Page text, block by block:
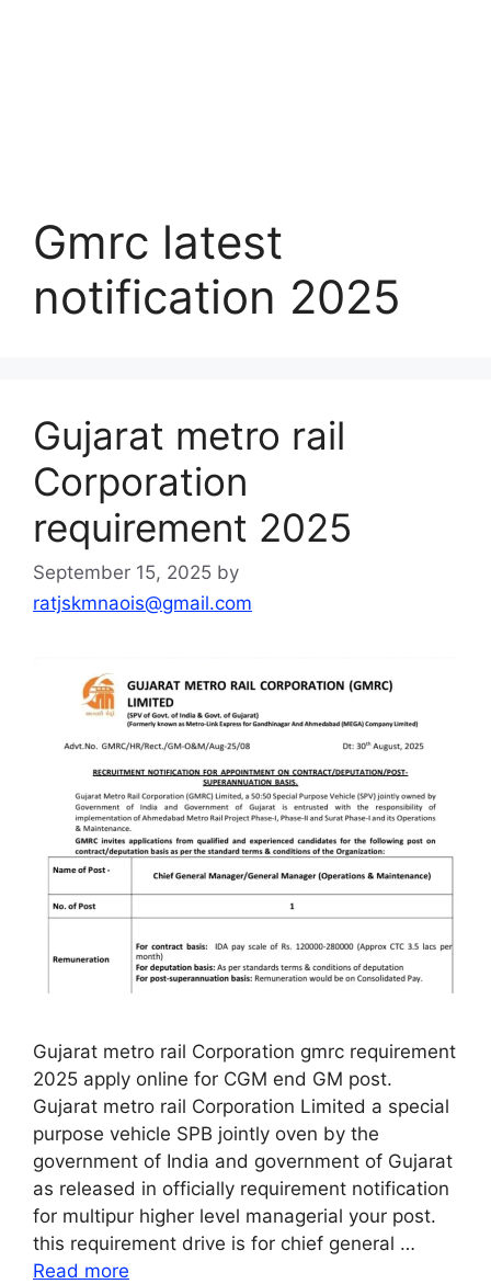
Gmrc latest
notification 2025
Gujarat metro rail
Corporation
requirement 2025
September 15, 2025 by
ratjskmnaois@gmail.com
Gujarat metro rail Corporation gmrc requirement
2025 apply online for CGM end GM post.
Gujarat metro rail Corporation Limited a special
purpose vehicle SPB jointly oven by the
government of India and government of Gujarat
as released in officially requirement notification
for multipur higher level managerial your post.
this requirement drive is for chief general …
Read more